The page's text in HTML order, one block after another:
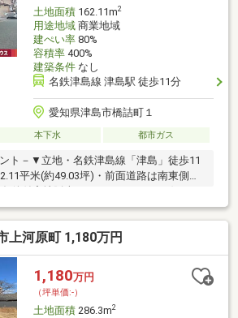
土地面積162.11m2
用途地域商業地域
建ぺい率80%
容積率400%
建築条件なし
名鉄津島線 津島駅 徒歩11分
愛知県津島市橋詰町１
本下水 都市ガス
ト－▼立地・名鉄津島線「津島」徒歩11
平米(約49.03坪)・前面道路は南東側幅
等で建築可能※容積率は前面道路幅員に
希望の住まい探しをお手伝いします
・ご相談はお気軽にお問い合わせく
途売り出し中のため同時購入も可能で
米（約39.24坪） 販売価格780万円 土
128.65坪） 販売価格1280万円
上河原町 1,180万円
1,180万円
（坪単価:-）
土地面積286.3m2